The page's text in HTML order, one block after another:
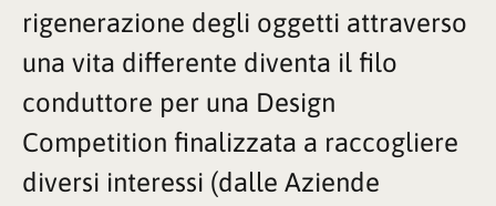
rigenerazione degli oggetti attraverso
una vita differente diventa il filo
conduttore per una Design
Competition finalizzata a raccogliere
diversi interessi (dalle Aziende